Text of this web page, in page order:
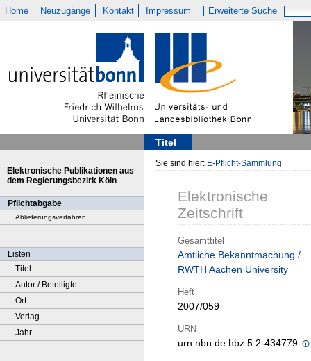
Home Neuzugänge Kontakt Impressum Erweiterte Suche
Titel
Elektronische Publikationen aus
dem Regierungsbezirk Köln
Pflichtabgabe
Ablieferungsverfahren
Listen
Titel
Autor / Beteiligte
Ort
Verlag
Jahr
Sie sind hier: E-Pflicht-Sammlung
Elektronische
Zeitschrift
Gesamttitel
Amtliche Bekanntmachung /
RWTH Aachen University
Heft
2007/059
URN
urn:nbn:de:hbz:5:2-434779